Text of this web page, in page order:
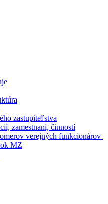
zastupiteľstva
zamestnaní, činností
verejných funkcionárov
MZ